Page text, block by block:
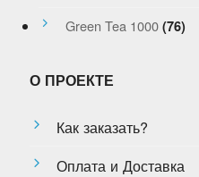
Green Tea 1000 (76)
О ПРОЕКТЕ
Как заказать?
Оплата и Доставка